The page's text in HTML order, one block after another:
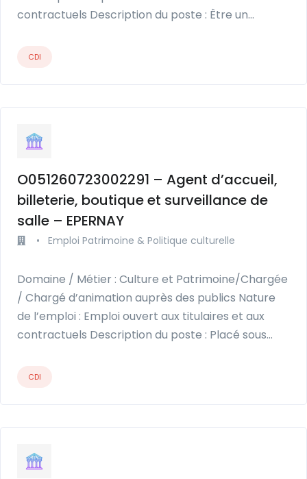
contractuels Description du poste : Être un…
CDI
O051260723002291 – Agent d’accueil,
billeterie, boutique et surveillance de
salle – EPERNAY
• Emploi Patrimoine & Politique culturelle
Domaine / Métier : Culture et Patrimoine/Chargée
/ Chargé d’animation auprès des publics Nature
de l’emploi : Emploi ouvert aux titulaires et aux
contractuels Description du poste : Placé sous…
CDI